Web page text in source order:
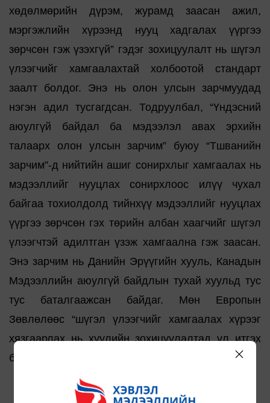
хөдөлмөрийн дүрэм, журамд заасан ажил,
мэргэжлийн хүрээнд нууц хадгалах үүргээ
зөрчсөн гэж үзэхгүй” гэдэг зохицуулалт нь шүгэл
үлээгчийг хамгаалахтай холбоотой стандарт
заалт болдог. Энэ нь олон улсын зарчмуудад
нэгэн адил тусгагдсан. Тодруулбал, “Үндэсний
аюулгүй байдал ба мэдээлэл авах эрхийн
талаарх олон улсын зарчим” буюу “Тшванийн
зарчим”-д нийтийн ашиг сонирхлыг хамгаалах нь
мэдээллийг нууцлах сонирхлоос илүү чухал
байгаа тохиолдолд тийнхүү мэдээллийг нууцлах
үүргээ зөрчсөн гэх төрийн албан хаагчийг шүгэл
үлээгчтэй адилтган үзэж хамгаална гэж заасан.
Энэ зарчим нь Данийн Эрүүгийн хууль, Канадын
Мэдээллийн аюулгүй байдлын тухай хуульд тус
тус баталгаажсан байдаг. Мөн Европын
Зөвлөлөөс “шүгэл үлээгчийг хамгаалах хүрээг
хязгаарлах нь хуулийн зохицуулалтад үл итгэх
байдлыг нэмэгдүүлнэ” гэж онцолжээ.